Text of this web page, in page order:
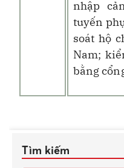
nhập
tuyến
soát hộ
Nam;
bằng
Tìm kiếm